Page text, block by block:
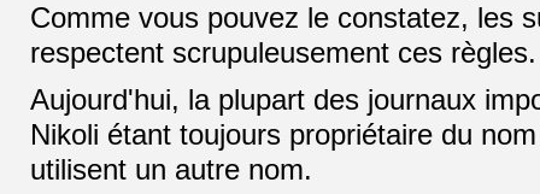
Comme vous pouvez le constatez, les
respectent scrupuleusement ces règles.
Aujourd'hui, la plupart des journaux
Nikoli étant toujours propriétaire du
utilisent un autre nom.